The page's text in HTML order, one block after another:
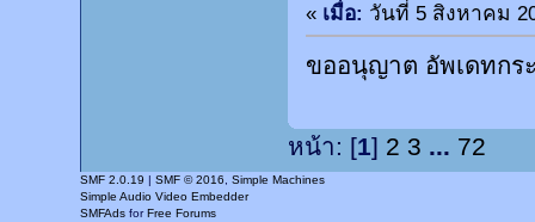
« เมื่อ: วันที่ 5 สิงหาคม
ขออนุญาต อัพเดทกร
หน้า: [1] 2 3 ... 72
SMF 2.0.19 | SMF © 2016
Simple Machines
Simple Audio Video Embedder
SMFAds forFree Forums